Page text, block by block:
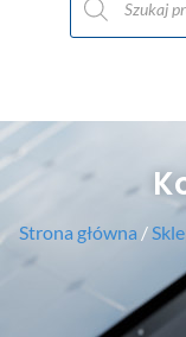
Strona główna /